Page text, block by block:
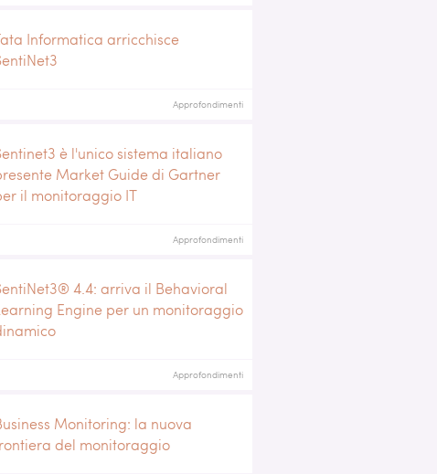
Informatica arricchisce
Approfondimenti
è l'unico sistema italiano
Market Guide di Gartner
il monitoraggio IT
Approfondimenti
4.4: arriva il Behavioral
Engine per un monitoraggio
Approfondimenti
Monitoring: la nuova
del monitoraggio